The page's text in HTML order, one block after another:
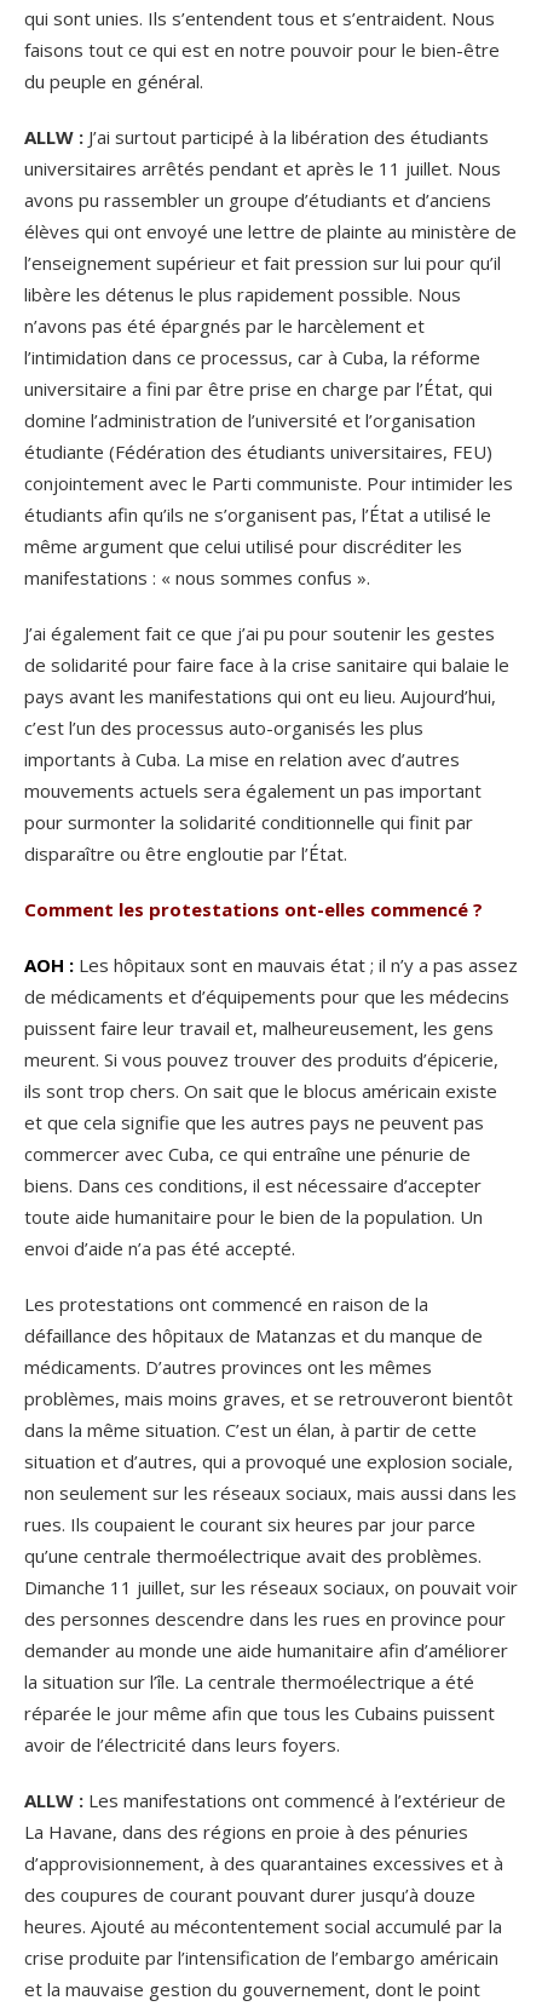
qui sont unies. Ils s’entendent tous et s’entraident. Nous
faisons tout ce qui est en notre pouvoir pour le bien-être
du peuple en général.
ALLW : J’ai surtout participé à la libération des étudiants
universitaires arrêtés pendant et après le 11 juillet. Nous
avons pu rassembler un groupe d’étudiants et d’anciens
élèves qui ont envoyé une lettre de plainte au ministère de
l’enseignement supérieur et fait pression sur lui pour qu’il
libère les détenus le plus rapidement possible. Nous
n’avons pas été épargnés par le harcèlement et
l’intimidation dans ce processus, car à Cuba, la réforme
universitaire a fini par être prise en charge par l’État, qui
domine l’administration de l’université et l’organisation
étudiante (Fédération des étudiants universitaires, FEU)
conjointement avec le Parti communiste. Pour intimider les
étudiants afin qu’ils ne s’organisent pas, l’État a utilisé le
même argument que celui utilisé pour discréditer les
manifestations : « nous sommes confus ».
J’ai également fait ce que j’ai pu pour soutenir les gestes
de solidarité pour faire face à la crise sanitaire qui balaie le
pays avant les manifestations qui ont eu lieu. Aujourd’hui,
c’est l’un des processus auto-organisés les plus
importants à Cuba. La mise en relation avec d’autres
mouvements actuels sera également un pas important
pour surmonter la solidarité conditionnelle qui finit par
disparaître ou être engloutie par l’État.
Comment les protestations ont-elles commencé ?
AOH : Les hôpitaux sont en mauvais état ; il n’y a pas assez
de médicaments et d’équipements pour que les médecins
puissent faire leur travail et, malheureusement, les gens
meurent. Si vous pouvez trouver des produits d’épicerie,
ils sont trop chers. On sait que le blocus américain existe
et que cela signifie que les autres pays ne peuvent pas
commercer avec Cuba, ce qui entraîne une pénurie de
biens. Dans ces conditions, il est nécessaire d’accepter
toute aide humanitaire pour le bien de la population. Un
envoi d’aide n’a pas été accepté.
Les protestations ont commencé en raison de la
défaillance des hôpitaux de Matanzas et du manque de
médicaments. D’autres provinces ont les mêmes
problèmes, mais moins graves, et se retrouveront bientôt
dans la même situation. C’est un élan, à partir de cette
situation et d’autres, qui a provoqué une explosion sociale,
non seulement sur les réseaux sociaux, mais aussi dans les
rues. Ils coupaient le courant six heures par jour parce
qu’une centrale thermoélectrique avait des problèmes.
Dimanche 11 juillet, sur les réseaux sociaux, on pouvait voir
des personnes descendre dans les rues en province pour
demander au monde une aide humanitaire afin d’améliorer
la situation sur l’île. La centrale thermoélectrique a été
réparée le jour même afin que tous les Cubains puissent
avoir de l’électricité dans leurs foyers.
ALLW : Les manifestations ont commencé à l’extérieur de
La Havane, dans des régions en proie à des pénuries
d’approvisionnement, à des quarantaines excessives et à
des coupures de courant pouvant durer jusqu’à douze
heures. Ajouté au mécontentement social accumulé par la
crise produite par l’intensification de l’embargo américain
et la mauvaise gestion du gouvernement, dont le point